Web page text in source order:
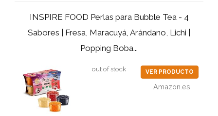
INSPIRE FOOD Perlas para Bubble Tea - 4
Sabores | Fresa, Maracuyá, Arándano, Lichi |
Popping Boba...
out of stock VER PRODUCTO
Amazon.es